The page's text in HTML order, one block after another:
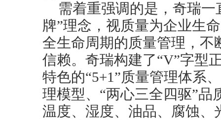
需着重强调的是，奇瑞
牌”理念，视质量为企业生
全生命周期的质量管理，
信赖。奇瑞构建了“V”字型
特色的“5+1”质量管理体系
理模型、“两心三全四驱”
温度、湿度、油品、腐蚀